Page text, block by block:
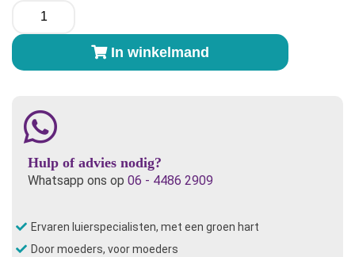
Happy
Oil
100ml
In winkelmand
Hulp of advies nodig?
Whatsapp ons op 06 - 4486 2909
Ervaren luierspecialisten, met een groen hart
Door moeders, voor moeders